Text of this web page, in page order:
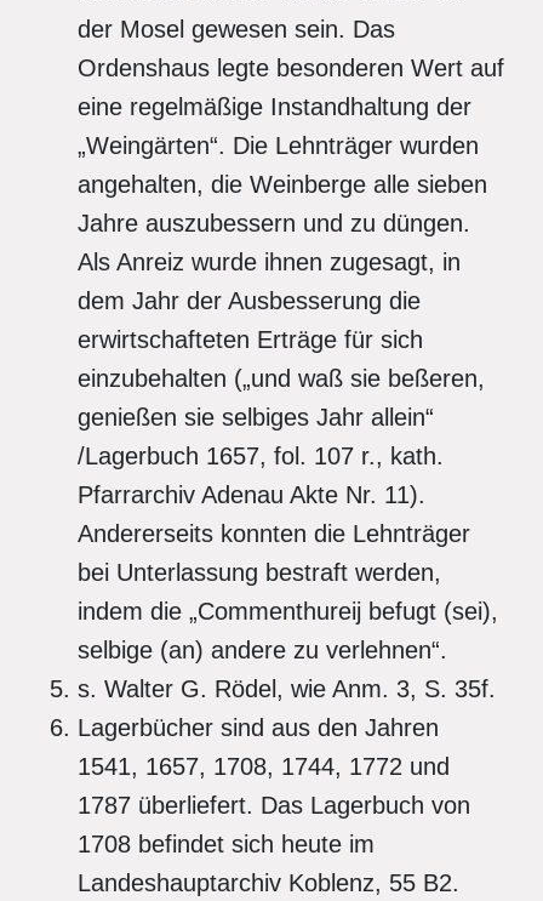
der Mosel gewesen sein. Das
Ordenshaus legte besonderen Wert auf
eine regelmäßige Instandhaltung der
„Weingärten“. Die Lehnträger wurden
angehalten, die Weinberge alle sieben
Jahre auszubessern und zu düngen.
Als Anreiz wurde ihnen zugesagt, in
dem Jahr der Ausbesserung die
erwirtschafteten Erträge für sich
einzubehalten („und waß sie beßeren,
genießen sie selbiges Jahr allein“
/Lagerbuch 1657, fol. 107 r., kath.
Pfarrarchiv Adenau Akte Nr. 11).
Andererseits konnten die Lehnträger
bei Unterlassung bestraft werden,
indem die „Commenthureij befugt (sei),
selbige (an) andere zu verlehnen“.
s. Walter G. Rödel, wie Anm. 3, S. 35f.
Lagerbücher sind aus den Jahren
1541, 1657, 1708, 1744, 1772 und
1787 überliefert. Das Lagerbuch von
1708 befindet sich heute im
Landeshauptarchiv Koblenz, 55 B2.